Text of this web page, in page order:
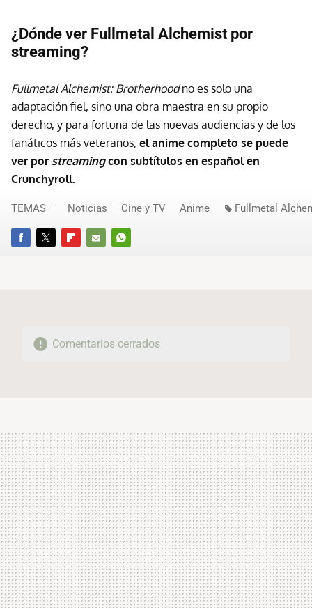
¿Dónde ver Fullmetal Alchemist por
streaming?
Fullmetal Alchemist: Brotherhoodno es solo una
adaptación fiel, sino una obra maestra en su propio
derecho, y para fortuna de las nuevas audiencias y de los
fanáticos más veteranos, el anime completo se puede
ver por streamingcon subtítulos en español en
Crunchyroll.
FACEBOOKTWITTERFLIPBOARD
E-
WHATSAPP
TEMAS Noticias Cine y TV Anime Fullmetal
Comentarios cerrados